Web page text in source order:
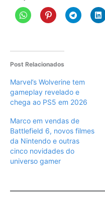
Post Relacionados
Marvel’s Wolverine tem
gameplay revelado e
chega ao PS5 em 2026
Marco em vendas de
Battlefield 6, novos filmes
da Nintendo e outras
cinco novidades do
universo gamer